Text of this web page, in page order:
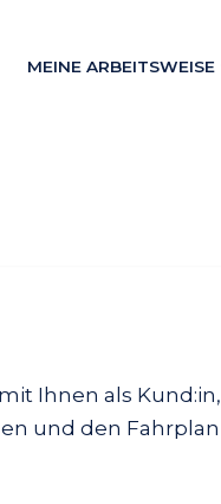
MEINE ARBEITSWEISE
Ihnen als
und den Fahrplan